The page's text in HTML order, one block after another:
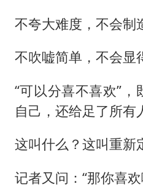
不夸大难度，不会制
不吹嘘简单，不会显
“可以分喜不喜欢”
自己，还给足了所有
这叫什么？这叫重新
记者又问：“那你喜